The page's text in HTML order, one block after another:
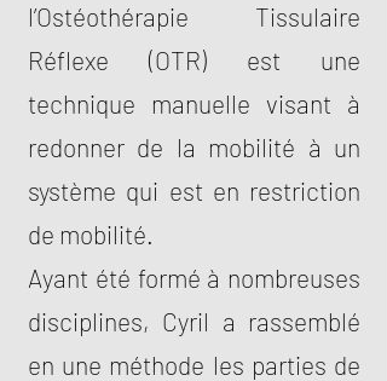
l’Ostéothérapie Tissulaire
Réflexe (OTR) est une
technique manuelle visant à
redonner de la mobilité à un
système qui est en restriction
de mobilité.
Ayant été formé à nombreuses
disciplines, Cyril a rassemblé
en une méthode les parties de